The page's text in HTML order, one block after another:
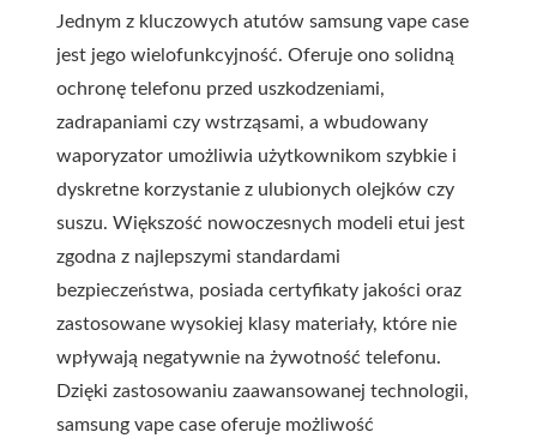
Jednym z kluczowych atutów samsung vape case
jest jego wielofunkcyjność. Oferuje ono solidną
ochronę telefonu przed uszkodzeniami,
zadrapaniami czy wstrząsami, a wbudowany
waporyzator umożliwia użytkownikom szybkie i
dyskretne korzystanie z ulubionych olejków czy
suszu. Większość nowoczesnych modeli etui jest
zgodna z najlepszymi standardami
bezpieczeństwa, posiada certyfikaty jakości oraz
zastosowane wysokiej klasy materiały, które nie
wpływają negatywnie na żywotność telefonu.
Dzięki zastosowaniu zaawansowanej technologii,
samsung vape case oferuje możliwość